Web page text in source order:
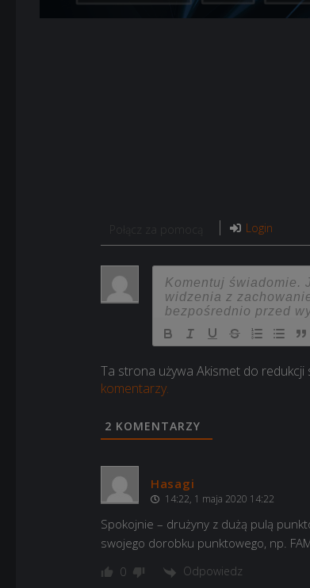
Login
Ta strona używa Akismet do redukcji
komentarzy.
2 KOMENTARZY
Hasagi
14:22, 1 maja 2020 14:22
Spokojnie – drużyny z dużą pulą
swojego dorobku punktowego, np.
0 Odpowiedz